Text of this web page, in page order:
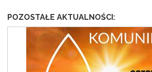
POZOSTAŁE AKTUALNOŚCI: